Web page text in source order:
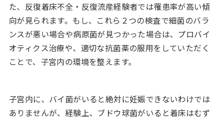
た、反復着床不全・反復流産経験者では罹患率が高い傾
向が見られます。もし、これら２つの検査で細菌のバラ
ンスが悪い場合や病原菌が見つかった場合は、プロバイ
オティクス治療や、適切な抗菌薬の服用をしていただく
ことで、子宮内の環境を整えます。
子宮内に、バイ菌がいると絶対に妊娠できないわけでは
ありませんが、経験上、ブドウ球菌がいると着床はむず